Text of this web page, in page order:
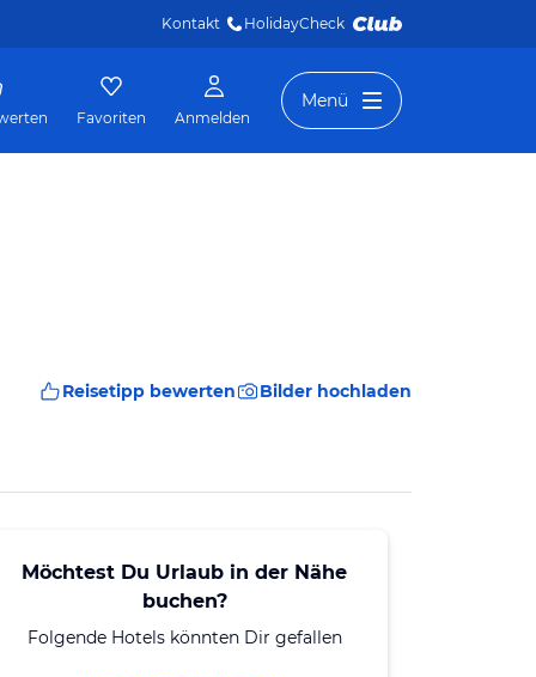
Kontakt HolidayCheck
Favoriten Anmelden
Menü
Reisetipp bewerten Bilder hochladen
Möchtest Du Urlaub in der Nähe
buchen?
Folgende Hotels könnten Dir gefallen